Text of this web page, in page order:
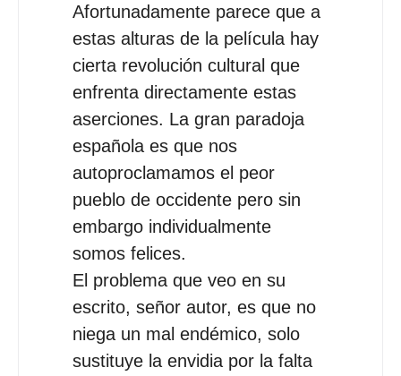
Afortunadamente parece que a
estas alturas de la película hay
cierta revolución cultural que
enfrenta directamente estas
aserciones. La gran paradoja
española es que nos
autoproclamamos el peor
pueblo de occidente pero sin
embargo individualmente
somos felices.
El problema que veo en su
escrito, señor autor, es que no
niega un mal endémico, solo
sustituye la envidia por la falta